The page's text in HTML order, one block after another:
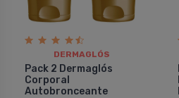
DERMAGLÓS
Pack 2 Dermaglós
Corporal
Autobronceante